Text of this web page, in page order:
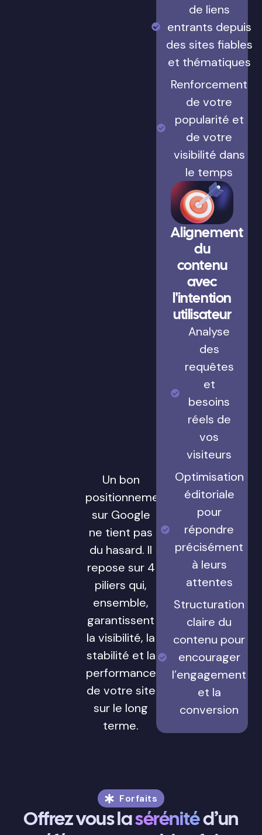
Un bon
positionnement
sur Google
ne tient pas
du hasard. Il
repose sur 4
piliers qui,
ensemble,
garantissent
la visibilité, la
stabilité et la
performance
de votre site
sur le long
terme.
de liens
entrants depuis
des sites fiables
et thématiques
Renforcement
de votre
popularité et
de votre
visibilité dans
le temps
Alignement
du
contenu
avec
l'intention
utilisateur
Analyse
des
requêtes
et
besoins
réels de
vos
visiteurs
Optimisation
éditoriale
pour
répondre
précisément
à leurs
attentes
Structuration
claire du
contenu pour
encourager
l’engagement
et la
conversion
Forfaits
Offrez vous lasérénitéd’un